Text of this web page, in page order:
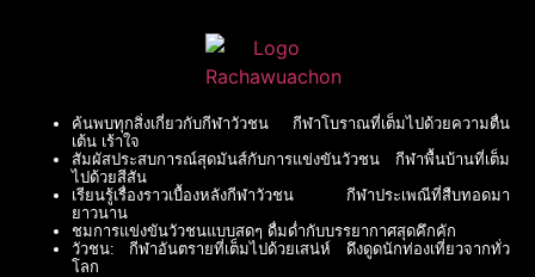
ค้นพบทุกสิ่งเกี่ยวกับกีฬาวัวชน กีฬาโบราณที่เต็มไปด้วยความตื่น
เต้น เร้าใจ
สัมผัสประสบการณ์สุดมันส์กับการแข่งขันวัวชน กีฬาพื้นบ้านที่เต็ม
ไปด้วยสีสัน
เรียนรู้เรื่องราวเบื้องหลังกีฬาวัวชน กีฬาประเพณีที่สืบทอดมา
ยาวนาน
ชมการแข่งขันวัวชนแบบสดๆ ดื่มด่ำกับบรรยากาศสุดคึกคัก
วัวชน: กีฬาอันตรายที่เต็มไปด้วยเสน่ห์ ดึงดูดนักท่องเที่ยวจากทั่ว
โลก